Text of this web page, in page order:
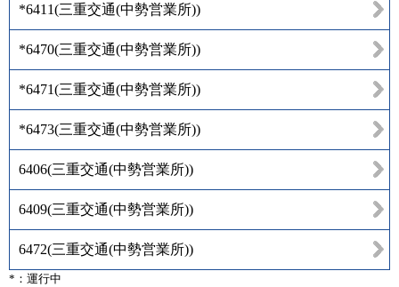
*6411(三重交通(中勢営業所))
*6470(三重交通(中勢営業所))
*6471(三重交通(中勢営業所))
*6473(三重交通(中勢営業所))
6406(三重交通(中勢営業所))
6409(三重交通(中勢営業所))
6472(三重交通(中勢営業所))
*：運行中